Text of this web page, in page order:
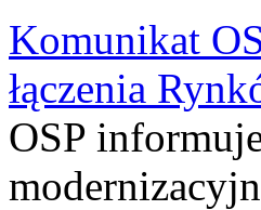
Komunikat
łączenia
OSP